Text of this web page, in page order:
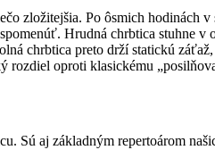
zložitejšia. Po ôsmich hodinách
Hrudná chrbtica stuhne
chrbtica preto drží statickú
oproti klasickému
Sú aj základným repertoárom